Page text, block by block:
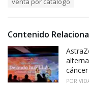
i
s
:
Contenido
POR